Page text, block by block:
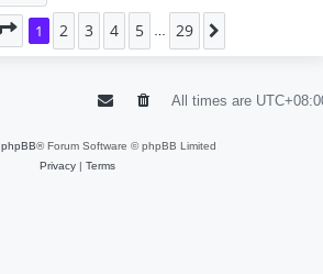
Page 1of29
1 2 3 4 5 29
All times are
phpBB® Forum Software © phpBB Limited
Privacy| Terms